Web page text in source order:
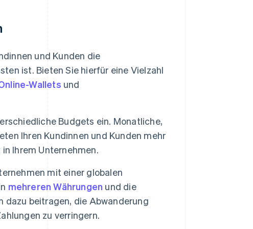
und Kunden die
ist. Bieten Sie hierfür eine Vielzahl
Wallets und
Budgets ein. Monatliche,
Ihren Kundinnen und Kunden mehr
Ihrem Unternehmen.
mit einer globalen
mehreren Währungen und die
beitragen, die Abwanderung
zu verringern.